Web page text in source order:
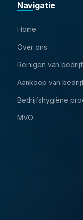
Navigatie
Home
Over ons
Reinigen van
Aankoop van
Bedrijfshygiëne
MVO